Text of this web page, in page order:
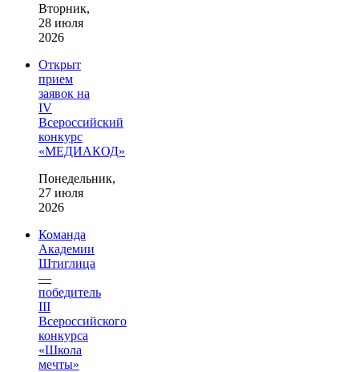
Вторник,
28 июля
2026
Открыт
прием
заявок на
IV
Всероссийский
конкурс
«МЕДИАКОД»
Понедельник,
27 июля
2026
Команда
Академии
Штиглица
—
победитель
III
Всероссийского
конкурса
«Школа
мечты»